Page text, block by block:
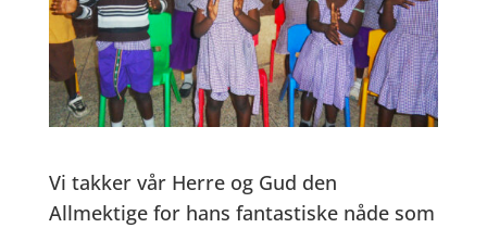
Vi takker vår Herre og Gud den
Allmektige for hans fantastiske nåde som